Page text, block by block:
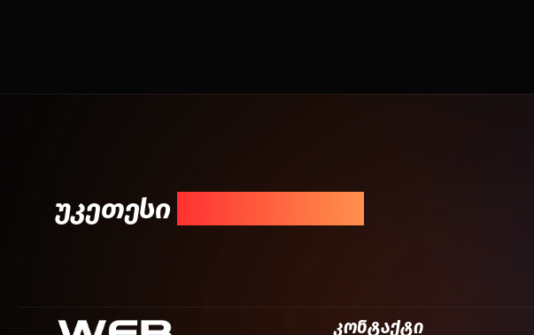
უკეთესი
კონტაქტი